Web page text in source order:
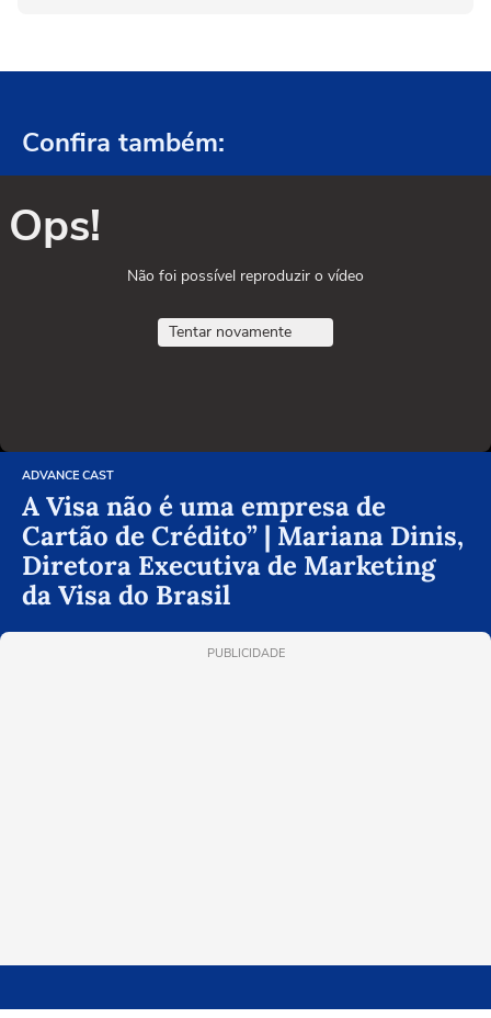
Confira também:
Ops!
Não foi possível reproduzir o vídeo
Tentar novamente
ADVANCE CAST
A Visa não é uma empresa de
Cartão de Crédito” | Mariana Dinis,
Diretora Executiva de Marketing
da Visa do Brasil
PUBLICIDADE